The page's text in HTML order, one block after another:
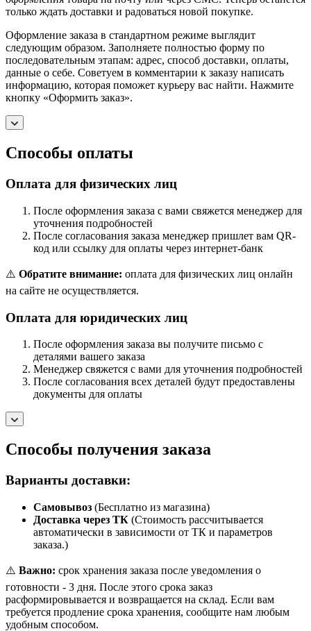
только ждать доставки и радоваться новой покупке.
Оформление заказа в стандартном режиме выглядит
следующим образом. Заполняете полностью форму по
последовательным этапам: адрес, способ доставки, оплаты,
данные о себе. Советуем в комментарии к заказу написать
информацию, которая поможет курьеру вас найти. Нажмите
кнопку «Оформить заказ».
Способы оплаты
Оплата для физических лиц
После оформления заказа с вами свяжется менеджер для
уточнения подробностей
После согласования заказа менеджер пришлет вам QR-
код или ссылку для оплаты через интернет-банк
⚠️ Обратите внимание: оплата для физических лиц онлайн
на сайте не осуществляется.
Оплата для юридических лиц
После оформления заказа вы получите письмо с
деталями вашего заказа
Менеджер свяжется с вами для уточнения подробностей
После согласования всех деталей будут предоставлены
документы для оплаты
Способы получения заказа
Варианты доставки:
Самовывоз (Бесплатно из магазина)
Доставка через ТК (Стоимость рассчитывается
автоматически в зависимости от ТК и параметров
заказа.)
⚠️ Важно: срок хранения заказа после уведомления о
готовности - 3 дня. После этого срока заказ
расформировывается и возвращается на склад. Если вам
требуется продление срока хранения, сообщите нам любым
удобным способом.